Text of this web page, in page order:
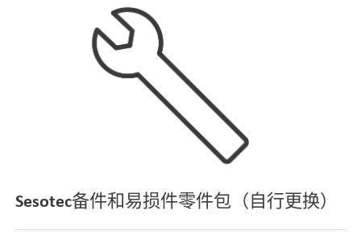
Sesotec备件和易损件零件包（自行更换）